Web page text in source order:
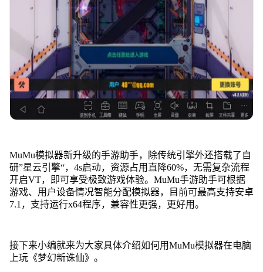
MuMu模拟器新升级的手游助手，除传统引擎外还搭载了自
研”星云引擎“，4s启动，资源占用直降60%，无需复杂流程
开启VT，即可享受极致游戏体验。MuMu手游助手可根据
游戏、用户设备情况智能分配模拟器，目前可最高支持安卓
7.1，支持运行x64程序，兼容性更强，更好用。
接下来小编就来为大家具体介绍如何用MuMu模拟器在电脑
上玩《梦幻新诛仙》。